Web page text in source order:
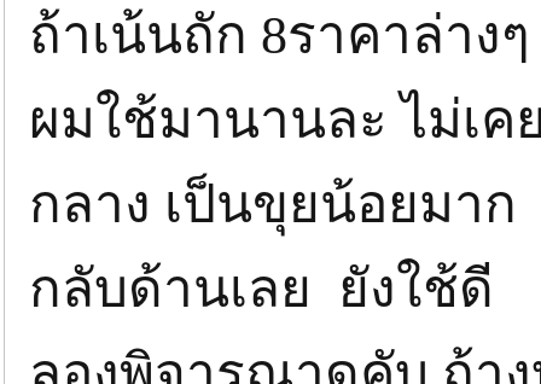
ถ้าเน้นถัก 8ราคาล่าง
ผมใช้มานานละ ไม่เ
กลาง เป็นขุยน้อยมาก
กลับด้านเลย ยังใช้ดี